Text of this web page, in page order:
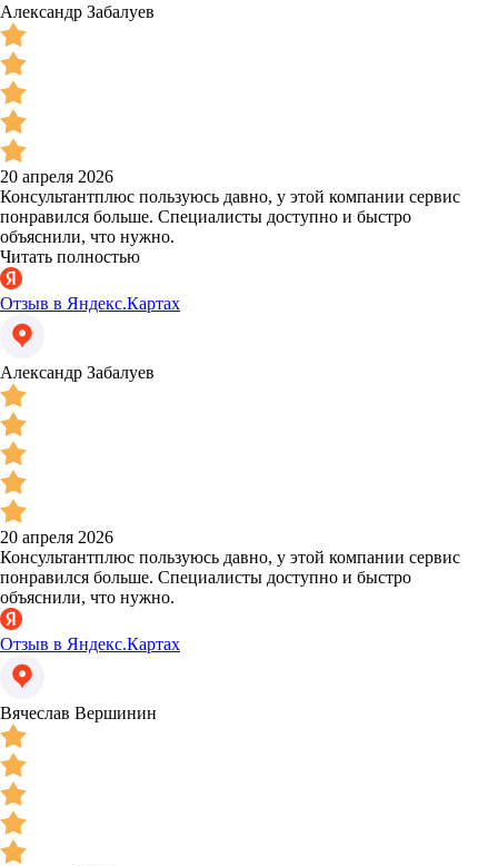
Александр Забалуев
20 апреля 2026
Консультантплюс пользуюсь давно, у этой компании сервис
понравился больше. Специалисты доступно и быстро
объяснили, что нужно.
Читать полностью
Отзыв в Яндекс.Картах
Александр Забалуев
20 апреля 2026
Консультантплюс пользуюсь давно, у этой компании сервис
понравился больше. Специалисты доступно и быстро
объяснили, что нужно.
Отзыв в Яндекс.Картах
Вячеслав Вершинин